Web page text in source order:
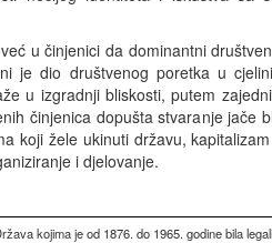
u činjenici da dominantni
je dio društvenog poretka u
u izgradnji bliskosti, putem
činjenica dopušta stvaranje jače
koji žele ukinuti državu,
i djelovanje.
kojima je od 1876. do 1965. godine bila